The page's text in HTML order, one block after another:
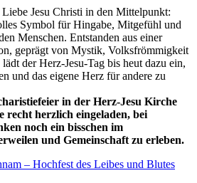
Jesu Christi in den Mittelpunkt:
Symbol für Hingabe, Mitgefühl und
Menschen. Entstanden aus einer
geprägt von Mystik, Volksfrömmigkeit
der Herz-Jesu-Tag bis heut dazu ein,
und das eigene Herz für andere zu
in der Herz-Jesu Kirche
recht herzlich eingeladen, bei
noch ein bisschen im
und Gemeinschaft zu erleben.
– Hochfest des Leibes und Blutes